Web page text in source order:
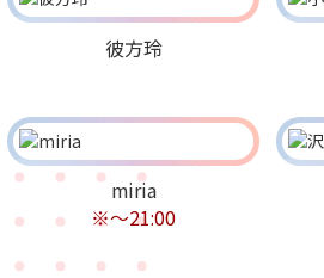
彼方玲
miria
※〜21:00